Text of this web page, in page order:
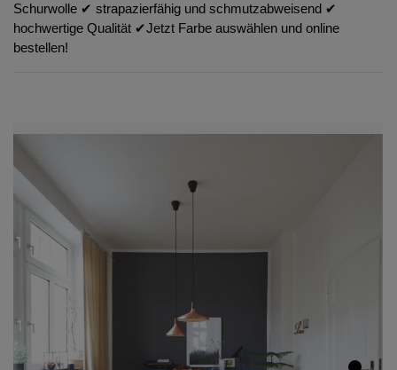
Schurwolle ✔︎ strapazierfähig und schmutzabweisend ✔︎
hochwertige Qualität ✔︎Jetzt Farbe auswählen und online
bestellen!